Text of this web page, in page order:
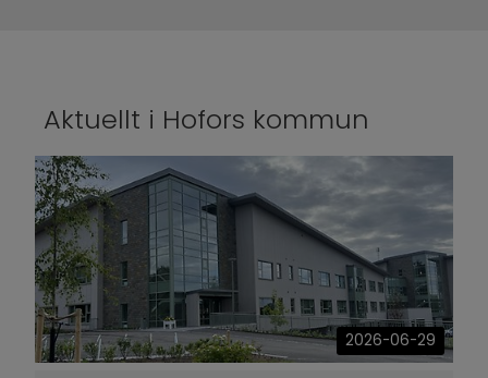
Aktuellt i Hofors kommun
2026-06-29